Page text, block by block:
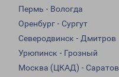
Пермь - Вологда
Оренбург - Сургут
Северодвинск - Дмитров
Урюпинск - Грозный
Москва (ЦКАД) - Саратов